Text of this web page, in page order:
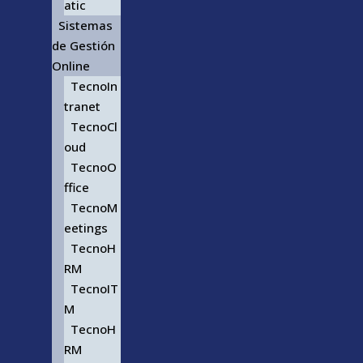
atic
Sistemas
de Gestión
Online
TecnoIn
tranet
TecnoCl
oud
TecnoO
ffice
TecnoM
eetings
TecnoH
RM
TecnoIT
M
TecnoH
RM